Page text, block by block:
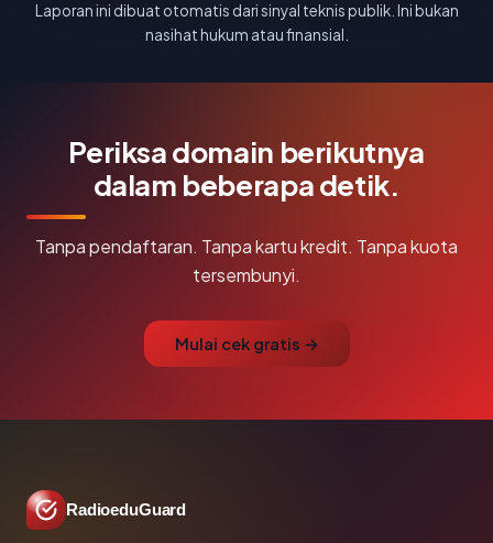
Laporan ini dibuat otomatis dari sinyal teknis publik. Ini bukan
nasihat hukum atau finansial.
Periksa domain berikutnya
dalam beberapa detik.
Tanpa pendaftaran. Tanpa kartu kredit. Tanpa kuota
tersembunyi.
Mulai cek gratis →
RadioeduGuard